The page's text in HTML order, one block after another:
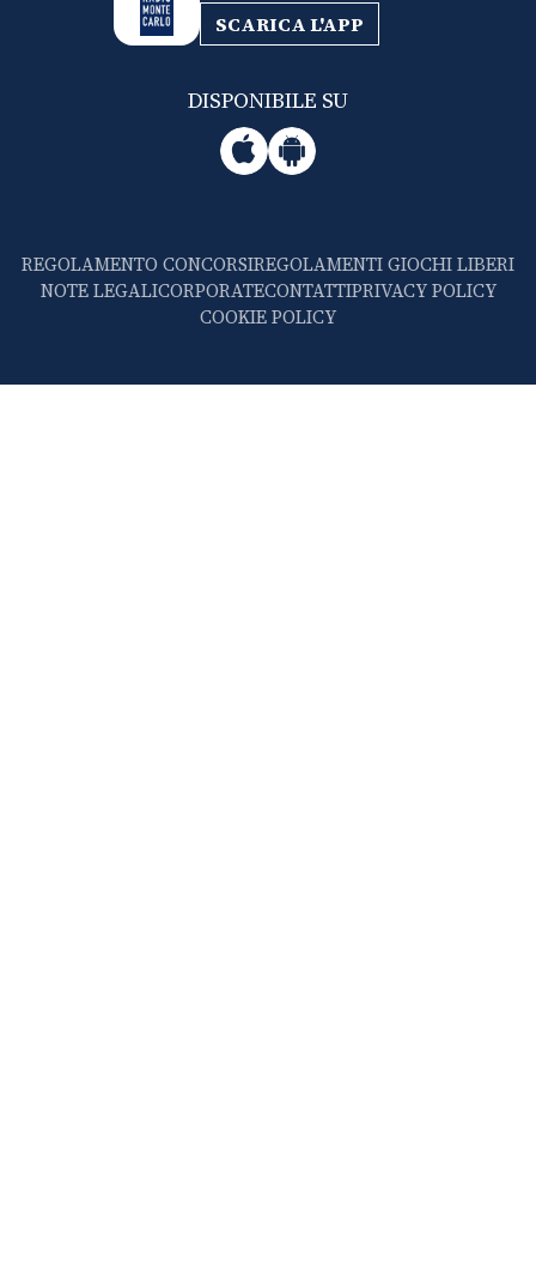
SCARICA L'APP
DISPONIBILE SU
REGOLAMENTO CONCORSIREGOLAMENTI GIOCHI LIBERI
NOTE LEGALICORPORATECONTATTIPRIVACY POLICY
COOKIE POLICY